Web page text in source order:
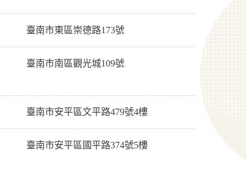
臺南市東區崇德路173號
臺南市南區觀光城109號
臺南市安平區文平路479號4樓
臺南市安平區國平路374號5樓